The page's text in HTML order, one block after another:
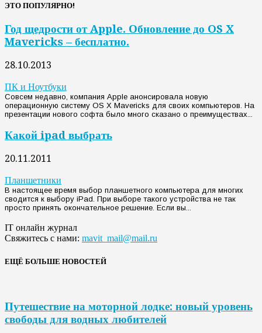
ЭТО ПОПУЛЯРНО!
Год щедрости от Apple. Обновление до OS X
Mavericks – бесплатно.
28.10.2013
ПК и Ноутбуки
Совсем недавно, компания Apple анонсировала новую
операционную систему OS X Mavericks для своих компьютеров. На
презентации нового софта было много сказано о преимуществах...
Какой ipad выбрать
20.11.2011
Планшетники
В настоящее время выбор планшетного компьютера для многих
сводится к выбору iPad. При выборе такого устройства не так
просто принять окончательное решение. Если вы...
IT онлайн журнал
Свяжитесь с нами: mavit_mail@mail.ru
ЕЩЁ БОЛЬШЕ НОВОСТЕЙ
Путешествие на моторной лодке: новый уровень
свободы для водных любителей